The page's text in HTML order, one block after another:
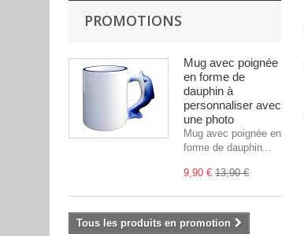
PROMOTIONS
Mug avec poignée
en forme de
dauphin à
personnaliser avec
une photo
Mug avec poignée en
forme de dauphin...
9,90 € 13,90 €
Tous les produits en promotion